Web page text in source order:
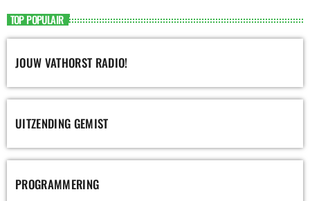
TOP POPULAIR
JOUW VATHORST RADIO!
UITZENDING GEMIST
PROGRAMMERING